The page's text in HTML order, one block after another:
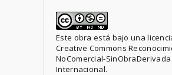
Este obra está bajo una
Creative Commons
NoComercial-SinObraDerivada
Internacional.